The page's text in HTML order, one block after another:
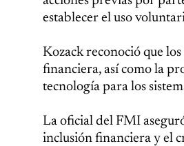
establecer el uso
Kozack reconoció que
financiera, así como la
tecnología para los
La oficial del FMI
inclusión financiera y el